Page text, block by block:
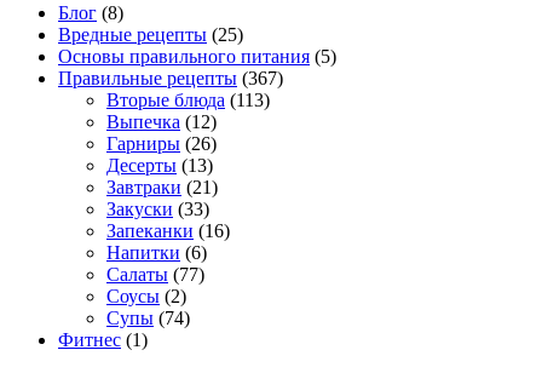
Блог (8)
Вредные рецепты (25)
Основы правильного питания (5)
Правильные рецепты (367)
Вторые блюда (113)
Выпечка (12)
Гарниры (26)
Десерты (13)
Завтраки (21)
Закуски (33)
Запеканки (16)
Напитки (6)
Салаты (77)
Соусы (2)
Супы (74)
Фитнес (1)